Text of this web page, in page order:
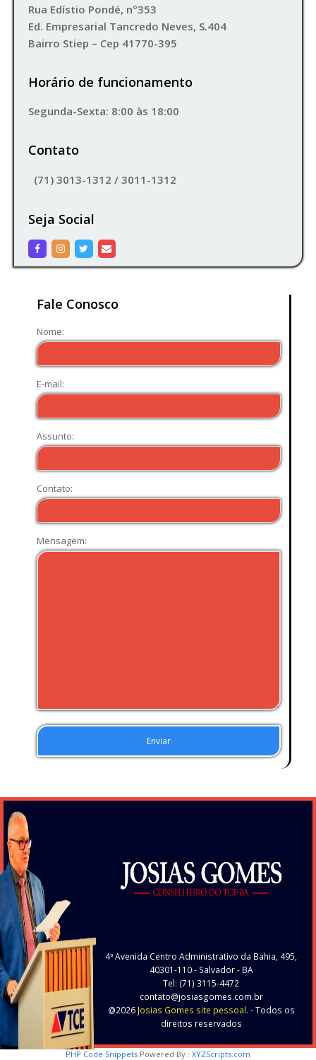
Rua Edístio Pondé, nº353
Ed. Empresarial Tancredo Neves, S.404
Bairro Stiep – Cep 41770-395
Horário de funcionamento
Segunda-Sexta: 8:00 às 18:00
Contato
(71) 3013-1312 / 3011-1312
Seja Social
facebookinstagram
twitter
Fale Conosco
Nome:
E-mail:
Assunto:
Contato:
Mensagem:
4ª Avenida Centro Administrativo da Bahia, 495,
40301-110- Salvador - BA
Tel: (71) 3115-4472
contato@josiasgomes.com.br
@2026 Josias Gomes site pessoal. - Todos os
direitos reservados
PHP Code Snippets Powered By : XYZScripts.com